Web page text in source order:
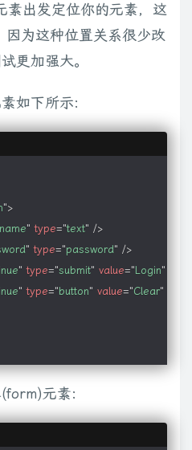
素出发定位你的元素，这
为这种位置关系很少改
更加强大。
如下所示:
">
" type="text" />
" type="password" />
" type="submit" value=" Login"
" type="button" value="Clear"
元素: